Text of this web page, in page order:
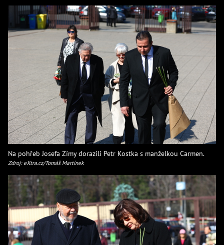
Na pohřeb Josefa Zímy dorazili Petr Kostka s manželkou Carmen.
Zdroj: eXtra.cz/Tomáš Martínek